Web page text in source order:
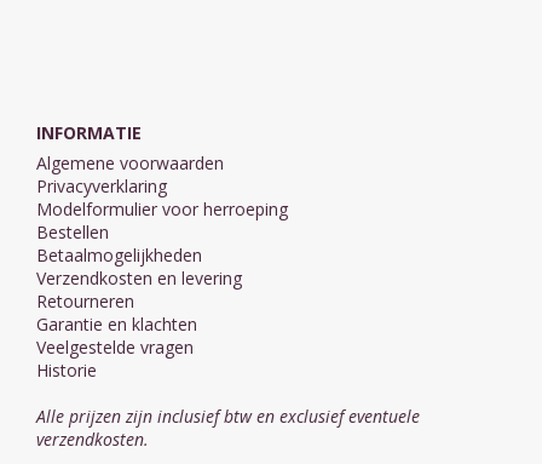
INFORMATIE
Algemene voorwaarden
Privacyverklaring
Modelformulier voor herroeping
Bestellen
Betaalmogelijkheden
Verzendkosten en levering
Retourneren
Garantie en klachten
Veelgestelde vragen
Historie
Alle prijzen zijn inclusief btw en exclusief eventuele
verzendkosten.